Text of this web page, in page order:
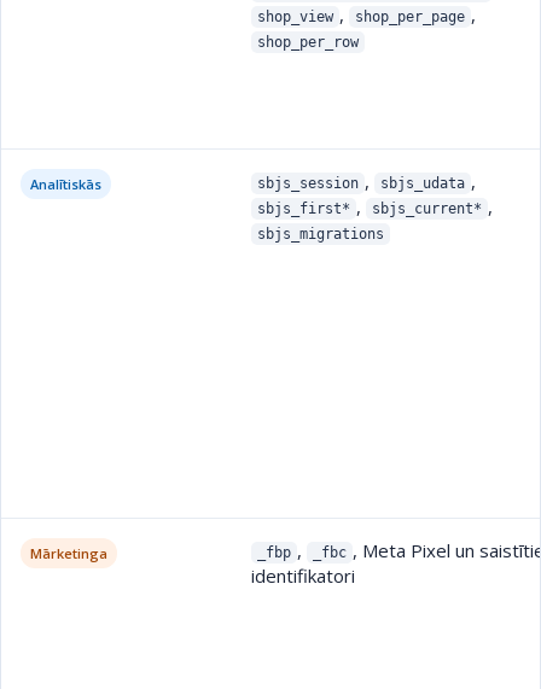
shop_view , shop_per_page ,
shop_per_row
Analītiskās sbjs_session , sbjs_udata ,
sbjs_first* , sbjs_current* ,
sbjs_migrations
Mārketinga _fbp , _fbc , Meta Pixel un
identifikatori